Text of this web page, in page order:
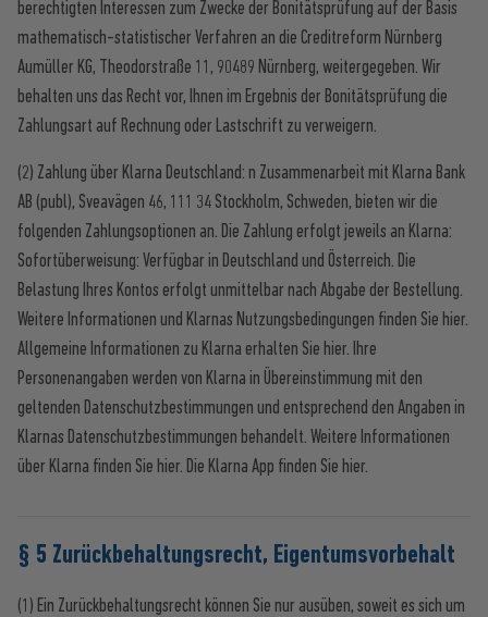
berechtigten Interessen zum Zwecke der Bonitätsprüfung auf der Basis
mathematisch-statistischer Verfahren an die Creditreform Nürnberg
Aumüller KG, Theodorstraße 11, 90489 Nürnberg, weitergegeben. Wir
behalten uns das Recht vor, Ihnen im Ergebnis der Bonitätsprüfung die
Zahlungsart auf Rechnung oder Lastschrift zu verweigern.
(2) Zahlung über Klarna Deutschland: n Zusammenarbeit mit Klarna Bank
AB (publ), Sveavägen 46, 111 34 Stockholm, Schweden, bieten wir die
folgenden Zahlungsoptionen an. Die Zahlung erfolgt jeweils an Klarna:
Sofortüberweisung: Verfügbar in Deutschland und Österreich. Die
Belastung Ihres Kontos erfolgt unmittelbar nach Abgabe der Bestellung.
Weitere Informationen und Klarnas Nutzungsbedingungen finden Sie hier.
Allgemeine Informationen zu Klarna erhalten Sie hier. Ihre
Personenangaben werden von Klarna in Übereinstimmung mit den
geltenden Datenschutzbestimmungen und entsprechend den Angaben in
Klarnas Datenschutzbestimmungen behandelt. Weitere Informationen
über Klarna finden Sie hier. Die Klarna App finden Sie hier.
§ 5 Zurückbehaltungsrecht, Eigentumsvorbehalt
(1) Ein Zurückbehaltungsrecht können Sie nur ausüben, soweit es sich um